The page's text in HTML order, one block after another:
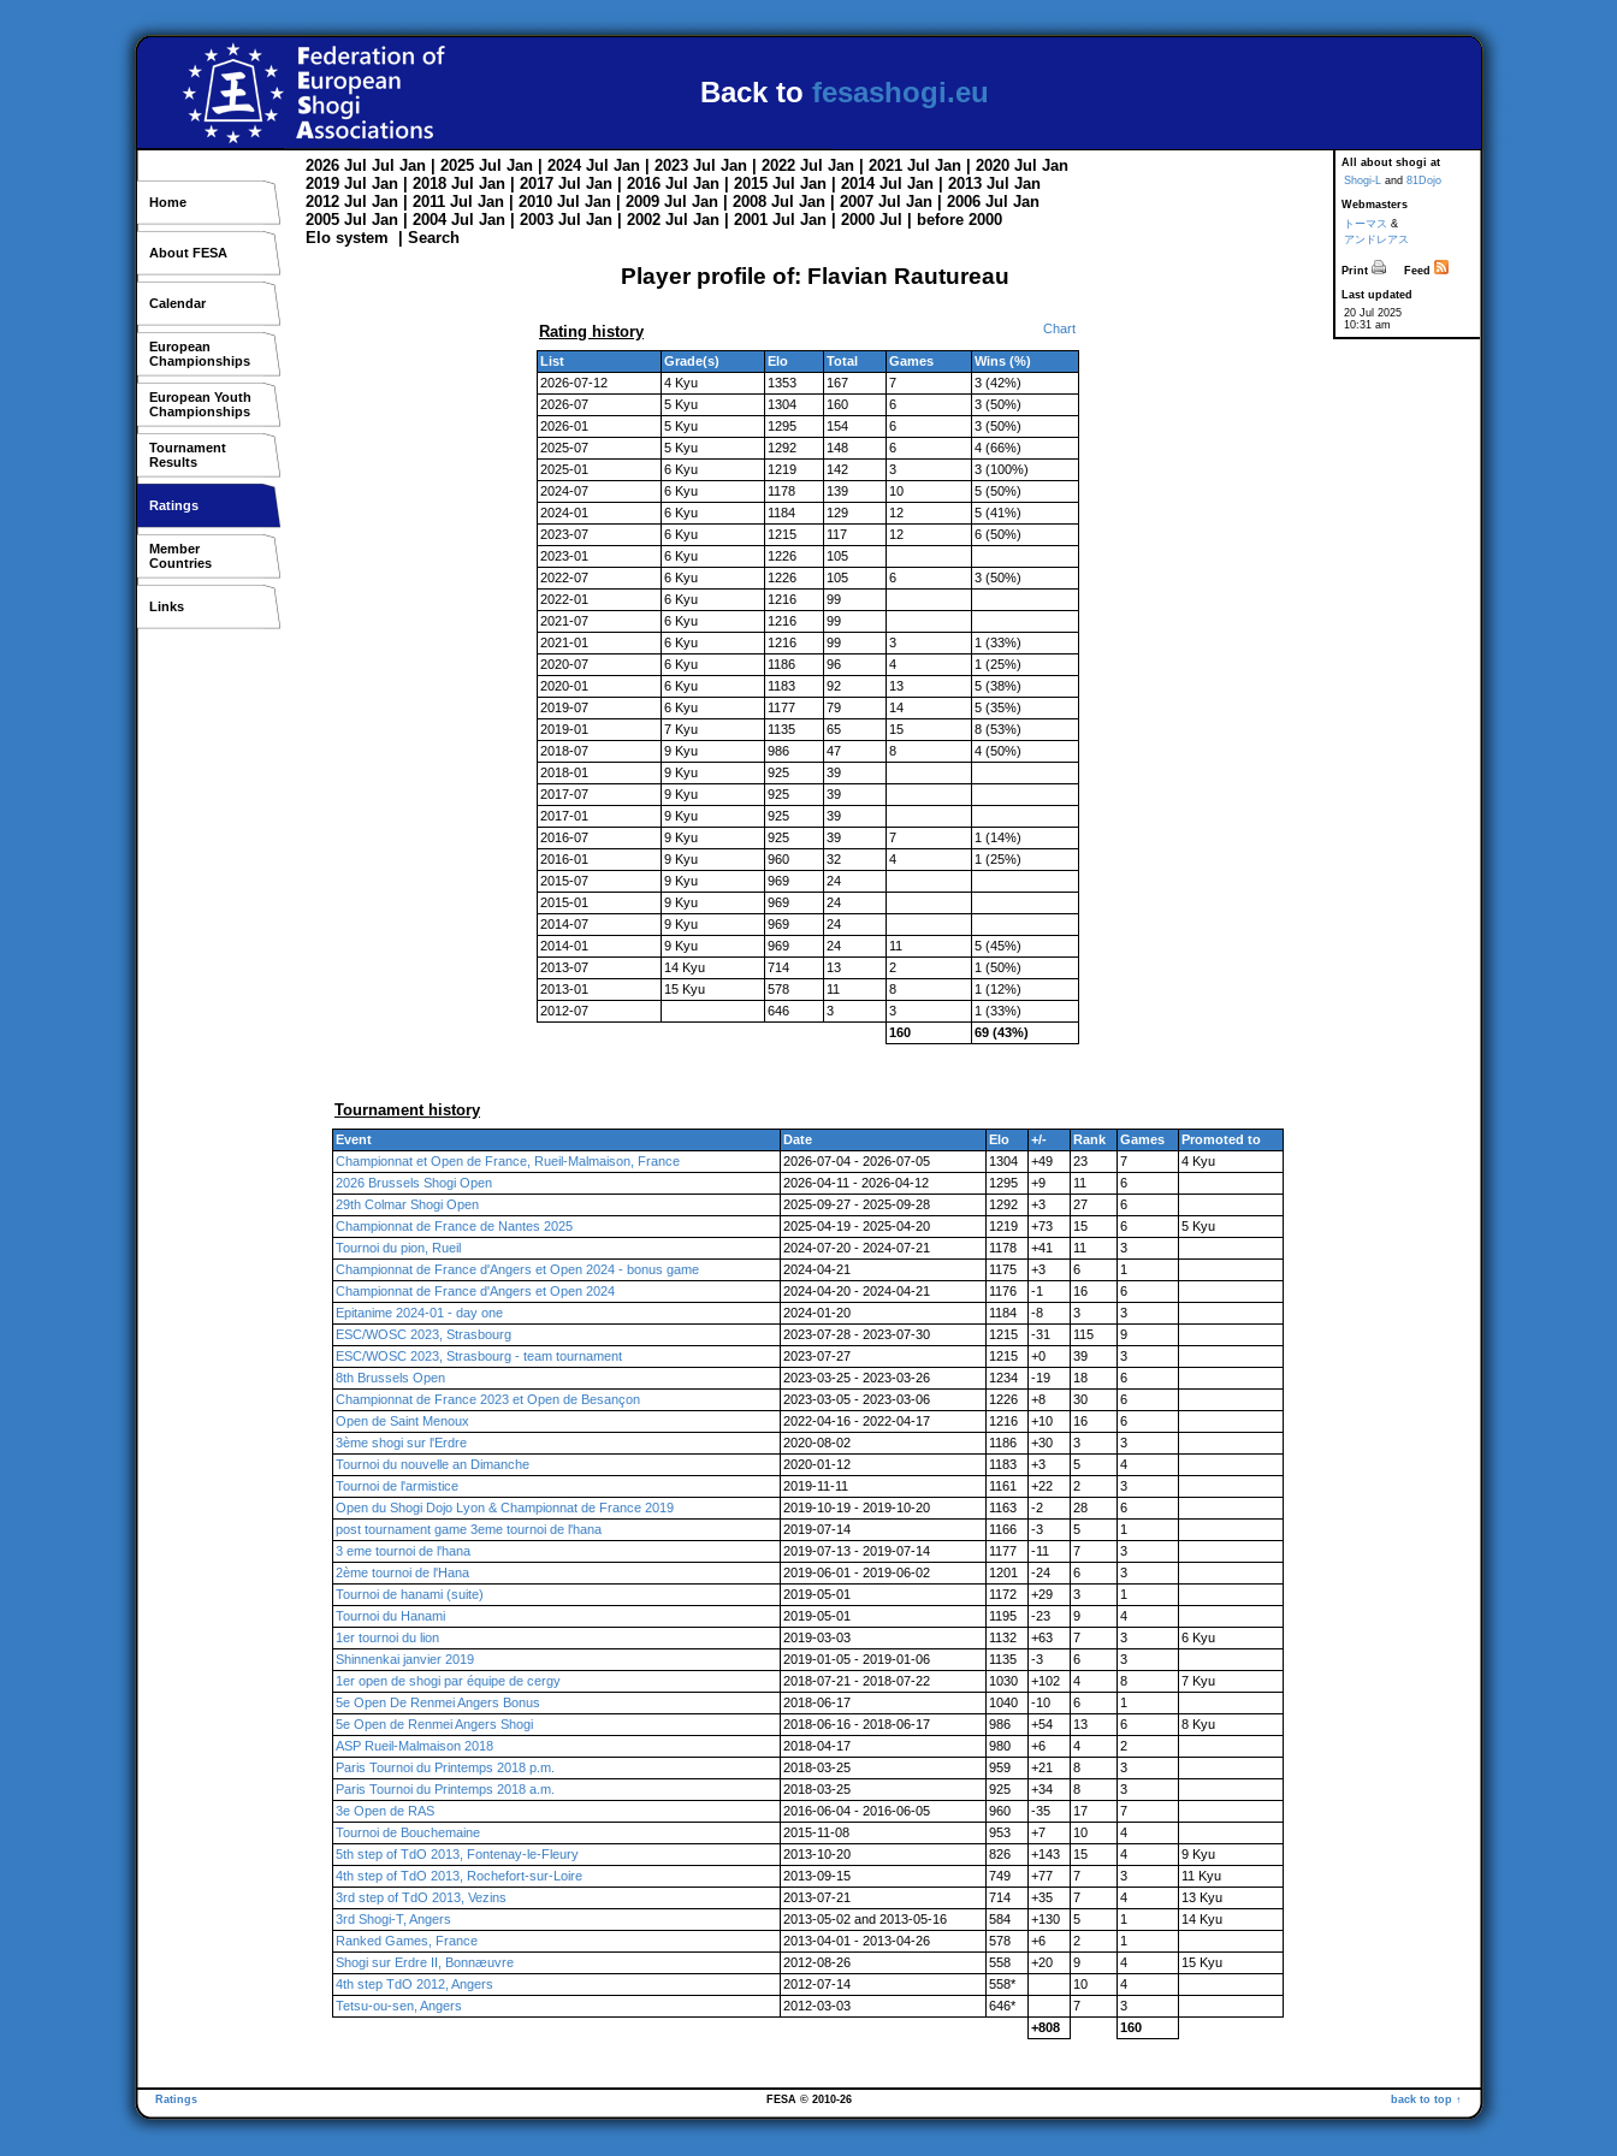
Back to fesashogi.eu
Home
About FESA
Calendar
European
Championships
European Youth
Championships
Tournament
Results
Ratings
Member
Countries
Links
All about shogi at
Shogi-L and 81Dojo
Webmasters
トーマス &
アンドレアス
Print
Feed
Last updated
20 Jul 2025
10:31 am
2026 Jul Jul Jan | 2025 Jul Jan | 2024 Jul Jan | 2023 Jul Jan | 2022 Jul Jan | 2021 Jul Jan | 2020 Jul Jan
2019 Jul Jan | 2018 Jul Jan | 2017 Jul Jan | 2016 Jul Jan | 2015 Jul Jan | 2014 Jul Jan | 2013 Jul Jan
2012 Jul Jan | 2011 Jul Jan | 2010 Jul Jan | 2009 Jul Jan | 2008 Jul Jan | 2007 Jul Jan | 2006 Jul Jan
2005 Jul Jan | 2004 Jul Jan | 2003 Jul Jan | 2002 Jul Jan | 2001 Jul Jan | 2000 Jul
before 2000
Elo system
Search
Player profile of: Flavian Rautureau
Rating history Chart
List Grade(s) Elo Total Games
Wins (%)
2026-07-12
4 Kyu 1353 167 7
3 (42%)
2026-07
5 Kyu 1304 160 6
3 (50%)
2026-01
5 Kyu 1295 154 6
3 (50%)
2025-07
5 Kyu 1292 148 6
4 (66%)
2025-01
6 Kyu 1219 142 3
3 (100%)
2024-07
6 Kyu 1178 139 10
5 (50%)
2024-01
6 Kyu 1184 129 12
5 (41%)
2023-07
6 Kyu 1215 117 12
6 (50%)
2023-01
6 Kyu 1226
105
2022-07
6 Kyu 1226 105 6
3 (50%)
2022-01
6 Kyu 1216
99
2021-07
6 Kyu 1216
99
2021-01
6 Kyu 1216 99 3
1 (33%)
2020-07
6 Kyu 1186 96 4
1 (25%)
2020-01
6 Kyu 1183 92 13
5 (38%)
2019-07
6 Kyu 1177 79 14
5 (35%)
2019-01
7 Kyu 1135 65 15
8 (53%)
2018-07
9 Kyu 986 47 8
4 (50%)
2018-01
9 Kyu 925
39
2017-07
9 Kyu 925
39
2017-01
9 Kyu 925
39
2016-07
9 Kyu 925 39 7
1 (14%)
2016-01
9 Kyu 960 32 4
1 (25%)
2015-07
9 Kyu 969
24
2015-01
9 Kyu 969
24
2014-07
9 Kyu 969
24
2014-01
9 Kyu 969 24 11
5 (45%)
2013-07
14 Kyu 714 13 2
1 (50%)
2013-01
15 Kyu 578 11 8
1 (12%)
2012-07
646 3 3
1 (33%)
160
69 (43%)
Tournament history
Event Date Elo +/- Rank Games
Promoted to
Championnat et Open de France, Rueil-Malmaison, France
2026-07-04 - 2026-07-05 1304 +49 23 7
4 Kyu
2026 Brussels Shogi Open
2026-04-11 - 2026-04-12 1295 +9 11
6
29th Colmar Shogi Open
2025-09-27 - 2025-09-28 1292 +3 27
6
Championnat de France de Nantes 2025
2025-04-19 - 2025-04-20 1219 +73 15 6
5 Kyu
Tournoi du pion, Rueil
2024-07-20 - 2024-07-21 1178 +41 11
3
Championnat de France d'Angers et Open 2024 - bonus game
2024-04-21 1175 +3 6
1
Championnat de France d'Angers et Open 2024
2024-04-20 - 2024-04-21 1176 -1 16
6
Epitanime 2024-01 - day one
2024-01-20 1184 -8 3
3
ESC/WOSC 2023, Strasbourg
2023-07-28 - 2023-07-30 1215 -31 115
9
ESC/WOSC 2023, Strasbourg - team tournament
2023-07-27 1215 +0 39
3
8th Brussels Open
2023-03-25 - 2023-03-26 1234 -19 18
6
Championnat de France 2023 et Open de Besançon
2023-03-05 - 2023-03-06 1226 +8 30
6
Open de Saint Menoux
2022-04-16 - 2022-04-17 1216 +10 16
6
3ème shogi sur l'Erdre
2020-08-02 1186 +30 3
3
Tournoi du nouvelle an Dimanche
2020-01-12 1183 +3 5
4
Tournoi de l'armistice
2019-11-11 1161 +22 2
3
Open du Shogi Dojo Lyon & Championnat de France 2019
2019-10-19 - 2019-10-20 1163 -2 28
6
post tournament game 3eme tournoi de l'hana
2019-07-14 1166 -3 5
1
3 eme tournoi de l'hana
2019-07-13 - 2019-07-14 1177 -11 7
3
2ème tournoi de l'Hana
2019-06-01 - 2019-06-02 1201 -24 6
3
Tournoi de hanami (suite)
2019-05-01 1172 +29 3
1
Tournoi du Hanami
2019-05-01 1195 -23 9
4
1er tournoi du lion
2019-03-03 1132 +63 7 3
6 Kyu
Shinnenkai janvier 2019
2019-01-05 - 2019-01-06 1135 -3 6
3
1er open de shogi par équipe de cergy
2018-07-21 - 2018-07-22 1030 +102 4 8
7 Kyu
5e Open De Renmei Angers Bonus
2018-06-17 1040 -10 6
1
5e Open de Renmei Angers Shogi
2018-06-16 - 2018-06-17 986 +54 13 6
8 Kyu
ASP Rueil-Malmaison 2018
2018-04-17 980 +6 4
2
Paris Tournoi du Printemps 2018 p.m.
2018-03-25 959 +21 8
3
Paris Tournoi du Printemps 2018 a.m.
2018-03-25 925 +34 8
3
3e Open de RAS
2016-06-04 - 2016-06-05 960 -35 17
7
Tournoi de Bouchemaine
2015-11-08 953 +7 10
4
5th step of TdO 2013, Fontenay-le-Fleury
2013-10-20 826 +143 15 4
9 Kyu
4th step of TdO 2013, Rochefort-sur-Loire
2013-09-15 749 +77 7 3
11 Kyu
3rd step of TdO 2013, Vezins
2013-07-21 714 +35 7 4
13 Kyu
3rd Shogi-T, Angers
2013-05-02 and 2013-05-16 584 +130 5 1
14 Kyu
Ranked Games, France
2013-04-01 - 2013-04-26 578 +6 2
1
Shogi sur Erdre II, Bonnæuvre
2012-08-26 558 +20 9 4
15 Kyu
4th step TdO 2012, Angers
2012-07-14 558* 10
4
Tetsu-ou-sen, Angers
2012-03-03 646* 7
3
+808
160
Ratings back to top ↑
FESA © 2010-26